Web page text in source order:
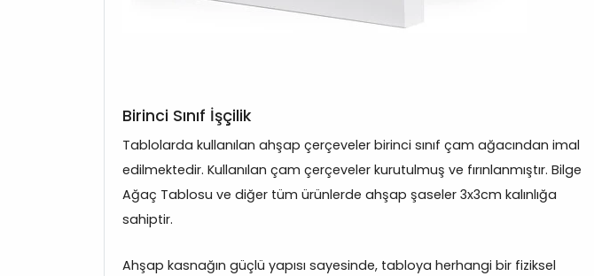
Birinci Sınıf İşçilik
Tablolarda kullanılan ahşap çerçeveler birinci sınıf çam ağacından imal
edilmektedir. Kullanılan çam çerçeveler kurutulmuş ve fırınlanmıştır. Bilge
Ağaç Tablosu ve diğer tüm ürünlerde ahşap şaseler 3x3cm kalınlığa
sahiptir.
Ahşap kasnağın güçlü yapısı sayesinde, tabloya herhangi bir fiziksel